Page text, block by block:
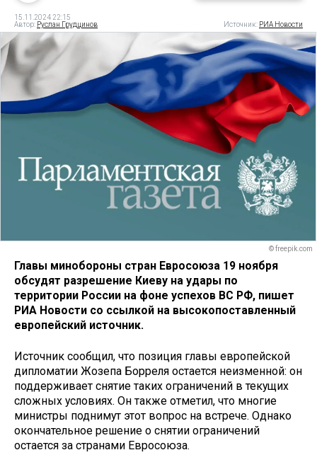
15.11.2024 22:15
Автор: Руслан Грудцинов Источник: РИА Новости
© freepik.com
Главы минобороны стран Евросоюза 19 ноября
обсудят разрешение Киеву на удары по
территории России на фоне успехов ВС РФ, пишет
РИА Новости со ссылкой на высокопоставленный
европейский источник.
Источник сообщил, что позиция главы европейской
дипломатии Жозепа Борреля остается неизменной: он
поддерживает снятие таких ограничений в текущих
сложных условиях. Он также отметил, что многие
министры поднимут этот вопрос на встрече. Однако
окончательное решение о снятии ограничений
остается за странами Евросоюза.